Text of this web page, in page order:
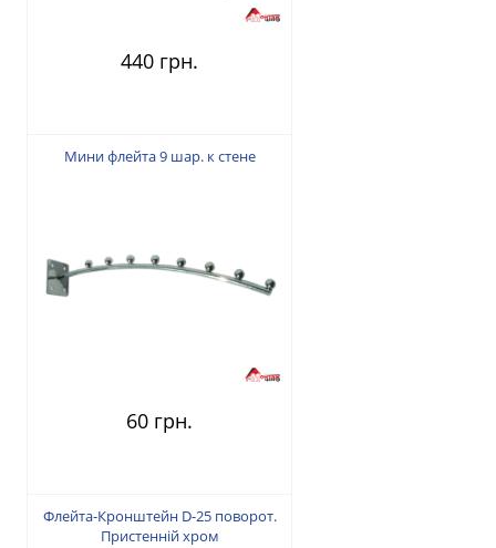
440 грн.
Мини флейта 9 шар. к стене
60 грн.
Флейта-Кронштейн D-25 поворот.
Пристенній хром